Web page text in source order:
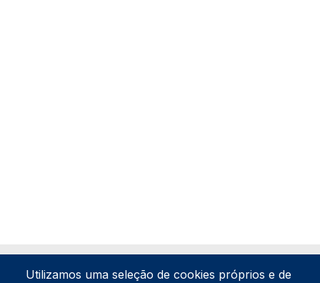
Utilizamos uma seleção de cookies próprios e de